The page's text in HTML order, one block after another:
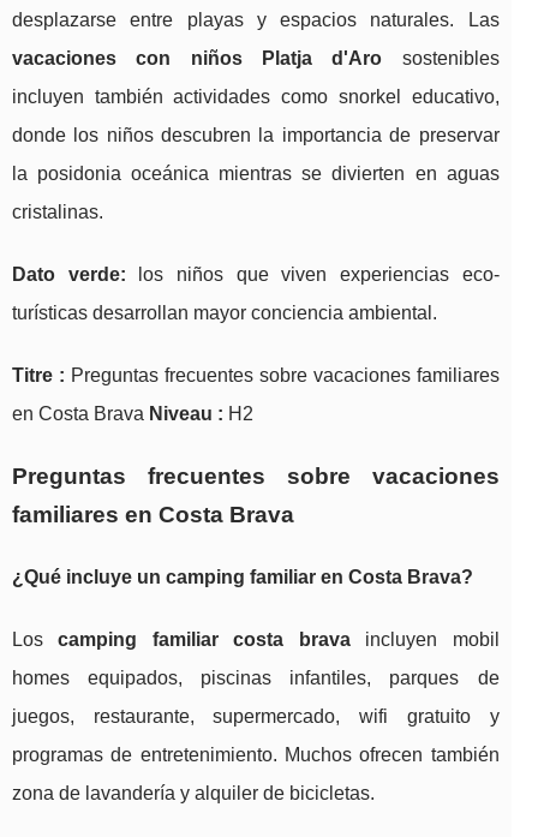
desplazarse entre playas y espacios naturales. Las
vacaciones con niños Platja d'Aro sostenibles
incluyen también actividades como snorkel educativo,
donde los niños descubren la importancia de preservar
la posidonia oceánica mientras se divierten en aguas
cristalinas.
Dato verde: los niños que viven experiencias eco-
turísticas desarrollan mayor conciencia ambiental.
Titre : Preguntas frecuentes sobre vacaciones familiares
en Costa Brava Niveau : H2
Preguntas frecuentes sobre vacaciones
familiares en Costa Brava
¿Qué incluye un camping familiar en Costa Brava?
Loscamping familiar costa bravaincluyen mobil
homes equipados, piscinas infantiles, parques de
juegos, restaurante, supermercado, wifi gratuito y
programas de entretenimiento. Muchos ofrecen también
zona de lavandería y alquiler de bicicletas.